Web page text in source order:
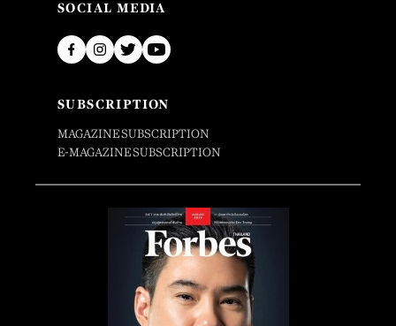
SOCIAL MEDIA
SUBSCRIPTION
MAGAZINE SUBSCRIPTION
E-MAGAZINE SUBSCRIPTION